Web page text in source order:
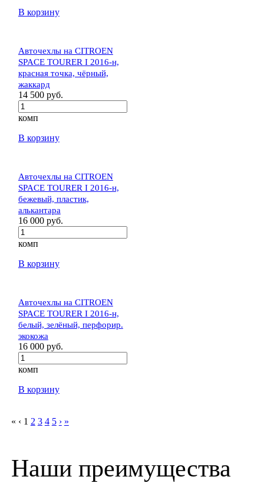
В корзину
Авточехлы на CITROEN
SPACE TOURER I 2016-н,
красная точка, чёрный,
жаккард
14 500 руб.
комп
В корзину
Авточехлы на CITROEN
SPACE TOURER I 2016-н,
бежевый, пластик,
алькантара
16 000 руб.
комп
В корзину
Авточехлы на CITROEN
SPACE TOURER I 2016-н,
белый, зелёный, перфорир.
экокожа
16 000 руб.
комп
В корзину
« ‹ 1 2 3 4 5 › »
Наши преимущества